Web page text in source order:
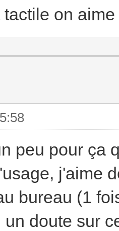
on
peu pour ça
j'aime
bureau (1
un doute sur